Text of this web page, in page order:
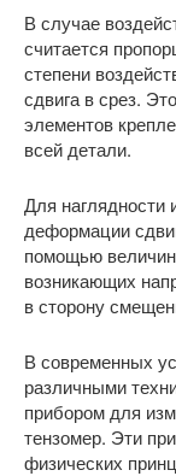
В случае
считается
степени
сдвига в срез.
элементов
всей детали.
Для
деформации
помощью
возникающих
в сторону
В современных
различными
прибором для
тензомер. Эти
физических